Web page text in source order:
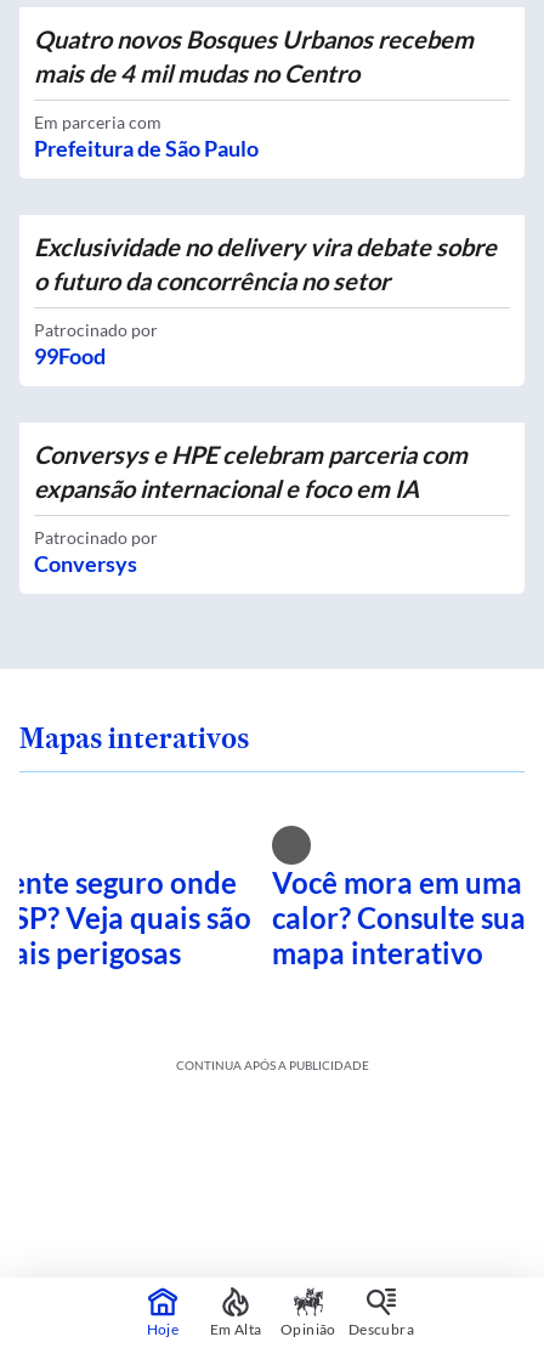
Quatro novos Bosques Urbanos recebem
mais de 4 mil mudas no Centro
Em parceria com
Prefeitura de São Paulo
Exclusividade no delivery vira debate sobre
o futuro da concorrência no setor
Patrocinado por
99Food
Conversys e HPE celebram parceria com
expansão internacional e foco em IA
Patrocinado por
Conversys
Mapas interativos
seguro onde
SP? Veja quais são
perigosas
Você mora em uma
calor? Consulte sua
mapa interativo
CONTINUA APÓS A PUBLICIDADE
Veja mais
Hoje Em Alta Opinião Descubra